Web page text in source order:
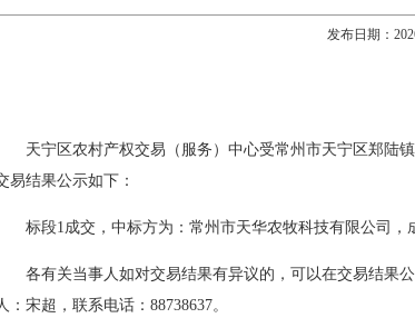
发布日期：
天宁区农村产权交易（服务）中心受常州市天宁区郑陆
易结果公示如下：
标段1成交，中标方为：常州市天华农牧科技有限公司，
各有关当事人如对交易结果有异议的，可以在交易结果
：宋超，联系电话：88738637。